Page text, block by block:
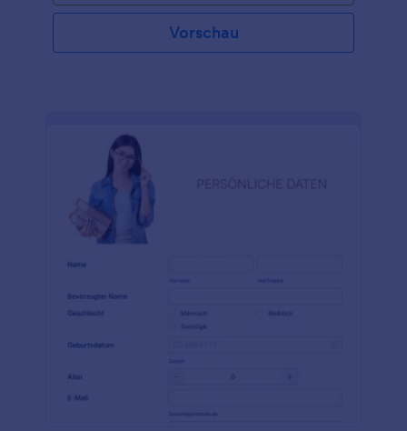
Bewerbungsformular in Sekundenschnelle einbetten
oder mit einem Link weiterleiten, um loszulegen. Es
ist einfach zu verwenden und sieht auf jedem Gerät
ordnen Sie die Fragen neu an, um die benötigten
Informationen zu erhalten. Sie können sogar
Informationen über Gehaltsvorstellungen und
betriebliche Leistungen, Fähigkeiten und Erfahrung
abfragen. Durch die Annahme von Online-
Bewerbungen können Sie den Einstellungsprozess
optimieren und die benötigten Informationen über
potenzielle Mitarbeiter erhalten - und das alles in
besten Mitarbeiter für Ihr Unternehmen einstellen,
indem Sie ein kostenloses Bewerbungsformular
Vorschau